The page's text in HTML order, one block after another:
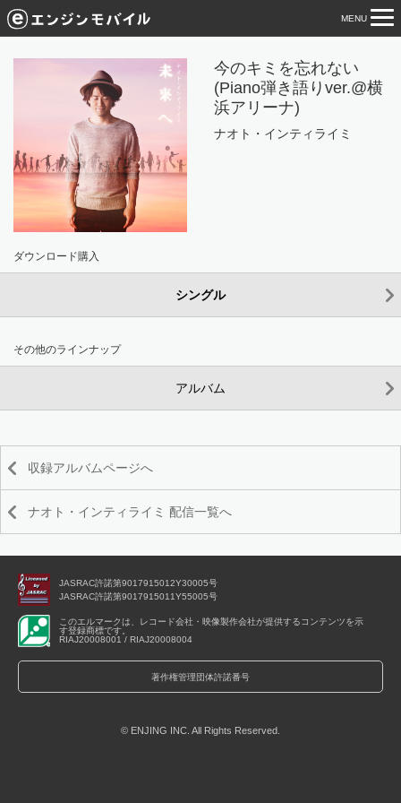
MENU
今のキミを忘れない
(Piano弾き語りver.@横
浜アリーナ)
ナオト・インティライミ
ダウンロード購入
シングル
その他のラインナップ
アルバム
収録アルバムページへ
ナオト・インティライミ 配信一覧へ
JASRAC許諾第9017915012Y30005号
JASRAC許諾第9017915011Y55005号
このエルマークは、レコード会社・映像製作会社が提供するコンテンツを示
す登録商標です。
RIAJ20008001 / RIAJ20008004
著作権管理団体許諾番号
© ENJING INC. All Rights Reserved.